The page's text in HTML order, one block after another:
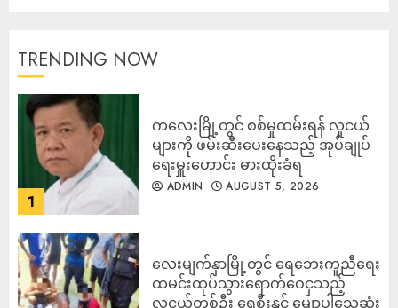
TRENDING NOW
1
ကလေးမြို့တွင် စစ်မှုထမ်းရန် လူငယ်
များကို ဖမ်းဆီးပေးနေသည့် အုပ်ချုပ်
ရေးမှူးဟောင်း ဓားထိုးခံရ
ADMIN AUGUST 5, 2026
လေးမျက်နှာမြို့တွင် ရေဘေးကူညီရေး
ထမင်းထုပ်သွားရောက်ဝေငှသည့်
လူငယ်တစ်ဦး ရေစီးနှင့် မျောပါသေဆုံး